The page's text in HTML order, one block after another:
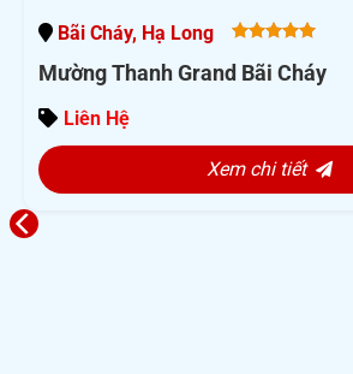
Bãi Cháy, Hạ Long
of 5
Mường Thanh Grand Bãi Cháy
Liên Hệ
Xem chi tiết